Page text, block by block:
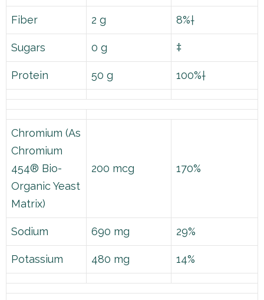
Fiber 2 g 8%†
Sugars 0 g ‡
Protein 50 g 100%†
Chromium (As
Chromium
454® Bio-
Organic Yeast
Matrix)
200 mcg 170%
Sodium 690 mg 29%
Potassium 480 mg 14%